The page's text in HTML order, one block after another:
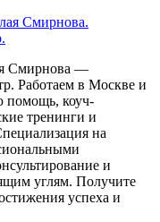
Смирнова —
Работаем в Москве и
помощь, коуч-
тренинги и
на
и
углям. Получите
успеха и